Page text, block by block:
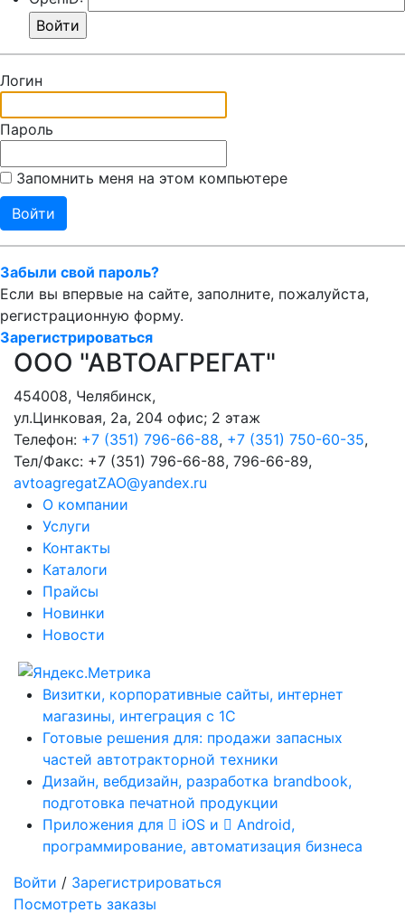
Логин
Пароль
Запомнить меня на этом компьютере
Забыли свой пароль?
Если вы впервые на сайте, заполните, пожалуйста,
регистрационную форму.
Зарегистрироваться
ООО "АВТОАГРЕГАТ"
454008, Челябинск,
ул.Цинковая, 2а, 204 офис; 2 этаж
Телефон: +7 (351) 796-66-88, +7 (351) 750-60-35,
Тел/Факс: +7 (351) 796-66-88, 796-66-89,
avtoagregatZAO@yandex.ru
О компании
Услуги
Контакты
Каталоги
Прайсы
Новинки
Новости
Визитки, корпоративные сайты, интернет
магазины, интеграция с 1С
Готовые решения для: продажи запасных
частей автотракторной техники
Дизайн, вебдизайн, разработка brandbook,
подготовка печатной продукции
Приложения для
iOS и
Android,
программирование, автоматизация бизнеса
Войти / Зарегистрироваться
Посмотреть заказы